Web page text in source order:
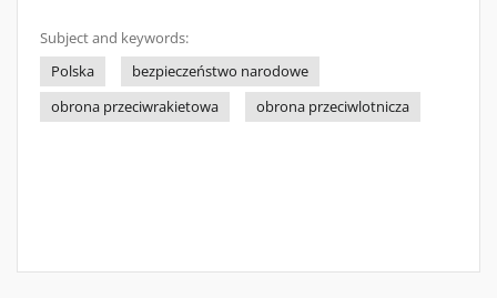
Subject and keywords:
Polska
bezpieczeństwo narodowe
obrona przeciwrakietowa
obrona przeciwlotnicza